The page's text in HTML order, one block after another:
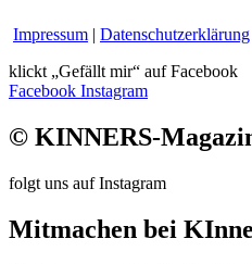
Impressum | Datenschutzerklärung
klickt „Gefällt mir“ auf Facebook
Facebook Instagram
© KINNERS-
folgt uns auf Instagram
Mitmachen bei